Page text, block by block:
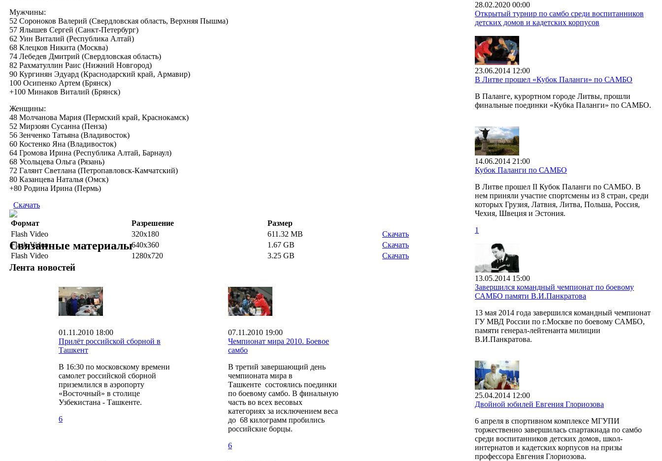
Мужчины:
52 Сороноков Валерий (Свердловская область, Верхняя Пышма)
57 Ялышев Сергей (Санкт-Петербург)
62 Уин Виталий (Республика Алтай)
68 Клецков Никита (Москва)
74 Лебедев Дмитрий (Свердловская область)
82 Рахматуллин Раис (Нижний Новгород)
90 Кургинян Эдуард (Краснодарский край, Армавир)
100 Осипенко Артем (Брянск)
+100 Минаков Виталий (Брянск)
Женщины:
48 Молчанова Мария (Пермский край, Краснокамск)
52 Мирзоян Сусанна (Пенза)
56 Зенченко Татьяна (Владивосток)
60 Костенко Яна (Владивосток)
64 Громова Ирина (Республика Алтай, Барнаул)
68 Усольцева Ольга (Рязань)
72 Галянт Светлана (Петропавловск-Камчатский)
80 Казанцева Наталья (Омск)
+80 Родина Ирина (Пермь)
Скачать
Формат Разрешение
Размер
Flash Video
320x180 611.32 MB
Скачать
Flash Video
640x360 1.67 GB
Скачать
Flash Video
1280x720 3.25 GB Скачать
Связанные материалы
Лента новостей
01.11.2010 18:00
Прилёт российской сборной в
Ташкент
В 16:30 по московскому времени
самолет российской сборной
приземлился в аэропорту
«Восточный» в столице
Узбекистана - Ташкенте.
6
07.11.2010 19:00
Чемпионат мира 2010. Боевое
самбо
В третий завершающий день
чемпионата мира в
Ташкенте состоялись поединки
по боевому самбо. В финальную
часть во всех весовых
категориях за исключением веса
до 68 килограмм пробились
российские борцы.
6
28.02.2020 00:00
Открытый турнир по самбо среди воспитанников
детских домов и кадетских корпусов
23.06.2014 12:00
В Литве прошел «Кубок Паланги» по САМБО
В Паланге, курортном городе Литвы, прошли
финальные поединки «Кубка Паланги» по САМБО.
14.06.2014 21:00
Кубок Паланги по САМБО
В Литве прошел II Кубок Паланги по САМБО. В
нем приняли участие спортсмены из 8 стран, среди
которых Грузия, Латвия, Литва, Польша, Россия,
Чехия, Швеция и Эстония.
1
13.05.2014 15:00
Завершился командный чемпионат по боевому
САМБО памяти В.И.Панкратова
13 мая 2014 года завершился командный чемпионат
ГУ МВД России по г.Москве по боевому САМБО,
памяти генерал-лейтенанта милиции
В.И.Панкратова.
25.04.2014 12:00
Двойной юбилей Евгения Глориозова
6 апреля в спортивном комплексе МГУПИ
торжественно завершилась спартакиада по самбо
среди воспитанников детских домов, школ-
интернатов и кадетских корпусов на призы
профессора Евгения Глориозова.